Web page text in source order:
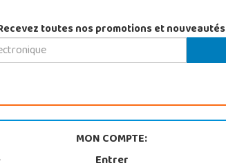
toutes nos promotions et nouveautés
MON COMPTE:
Entrer